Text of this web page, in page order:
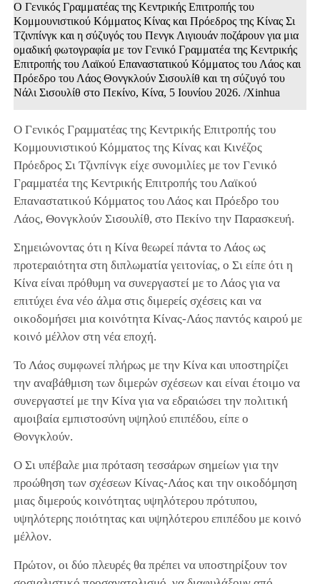
Ο Γενικός Γραμματέας της Κεντρικής Επιτροπής του
Κομμουνιστικού Κόμματος Κίνας και Πρόεδρος της Κίνας Σι
Τζινπίνγκ και η σύζυγός του Πενγκ Λιγιουάν ποζάρουν για μια
ομαδική φωτογραφία με τον Γενικό Γραμματέα της Κεντρικής
Επιτροπής του Λαϊκού Επαναστατικού Κόμματος του Λάος και
Πρόεδρο του Λάος Θονγκλούν Σισουλίθ και τη σύζυγό του
Νάλι Σισουλίθ στο Πεκίνο, Κίνα, 5 Ιουνίου 2026. /Xinhua
Ο Γενικός Γραμματέας της Κεντρικής Επιτροπής του
Κομμουνιστικού Κόμματος της Κίνας και Κινέζος
Πρόεδρος Σι Τζινπίνγκ είχε συνομιλίες με τον Γενικό
Γραμματέα της Κεντρικής Επιτροπής του Λαϊκού
Επαναστατικού Κόμματος του Λάος και Πρόεδρο του
Λάος, Θονγκλούν Σισουλίθ, στο Πεκίνο την Παρασκευή.
Σημειώνοντας ότι η Κίνα θεωρεί πάντα το Λάος ως
προτεραιότητα στη διπλωματία γειτονίας, ο Σι είπε ότι η
Κίνα είναι πρόθυμη να συνεργαστεί με το Λάος για να
επιτύχει ένα νέο άλμα στις διμερείς σχέσεις και να
οικοδομήσει μια κοινότητα Κίνας-Λάος παντός καιρού με
κοινό μέλλον στη νέα εποχή.
Το Λάος συμφωνεί πλήρως με την Κίνα και υποστηρίζει
την αναβάθμιση των διμερών σχέσεων και είναι έτοιμο να
συνεργαστεί με την Κίνα για να εδραιώσει την πολιτική
αμοιβαία εμπιστοσύνη υψηλού επιπέδου, είπε ο
Θονγκλούν.
Ο Σι υπέβαλε μια πρόταση τεσσάρων σημείων για την
προώθηση των σχέσεων Κίνας-Λάος και την οικοδόμηση
μιας διμερούς κοινότητας υψηλότερου πρότυπου,
υψηλότερης ποιότητας και υψηλότερου επιπέδου με κοινό
μέλλον.
Πρώτον, οι δύο πλευρές θα πρέπει να υποστηρίξουν τον